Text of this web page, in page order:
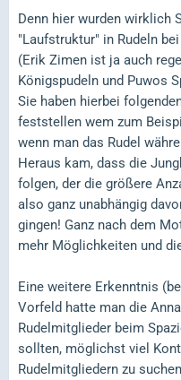
Denn hier wurden wirklich
"Laufstruktur" in Rudeln
(Erik Zimen ist ja auch
Königspudeln und Puwos
Sie haben hierbei
feststellen wem zum
wenn man das Rudel
Heraus kam, dass die
folgen, der die größere
also ganz unabhängig
gingen! Ganz nach dem
mehr Möglichkeiten und
Eine weitere Erkenntnis
Vorfeld hatte man die
Rudelmitglieder beim
sollten, möglichst viel
Rudelmitgliedern zu